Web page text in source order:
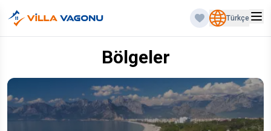
Türkçe
Bölgeler